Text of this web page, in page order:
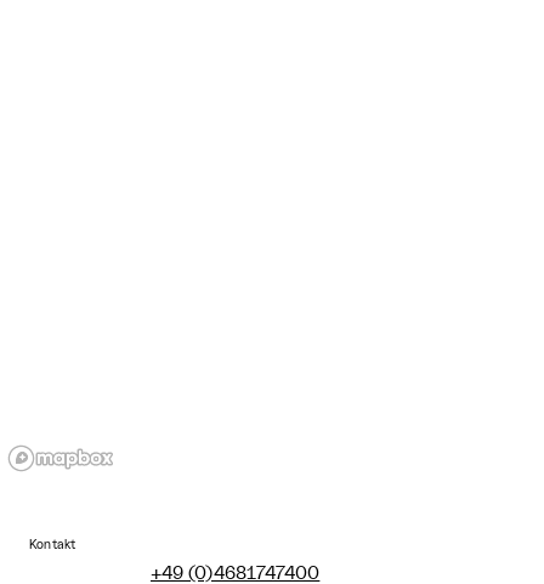
Kontakt
+49 (0)4681747400